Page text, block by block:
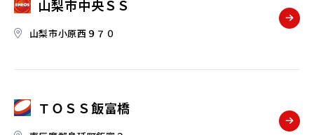
山梨市中央ＳＳ
山梨市小原西９７０
ＴＯＳＳ飯富橋